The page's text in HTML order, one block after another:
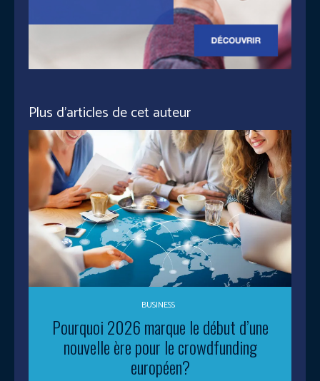
Plus d'articles de cet auteur
BUSINESS
Pourquoi 2026 marque le début d’une
nouvelle ère pour le crowdfunding
européen?